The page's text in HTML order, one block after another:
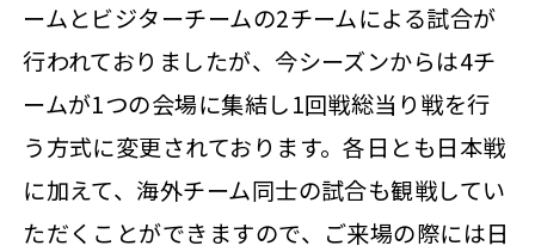
ームとビジターチームの2チームによる試合が
行われておりましたが、今シーズンからは4チ
ームが1つの会場に集結し1回戦総当り戦を行
う方式に変更されております。各日とも日本戦
に加えて、海外チーム同士の試合も観戦してい
ただくことができますので、ご来場の際には日